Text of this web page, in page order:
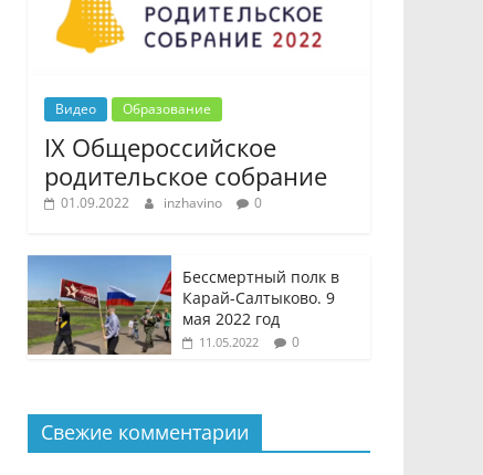
Видео Образование
IX Общероссийское
родительское собрание
01.09.2022 inzhavino 0
Бессмертный полк в
Карай-Салтыково. 9
мая 2022 год
11.05.2022 0
Свежие комментарии